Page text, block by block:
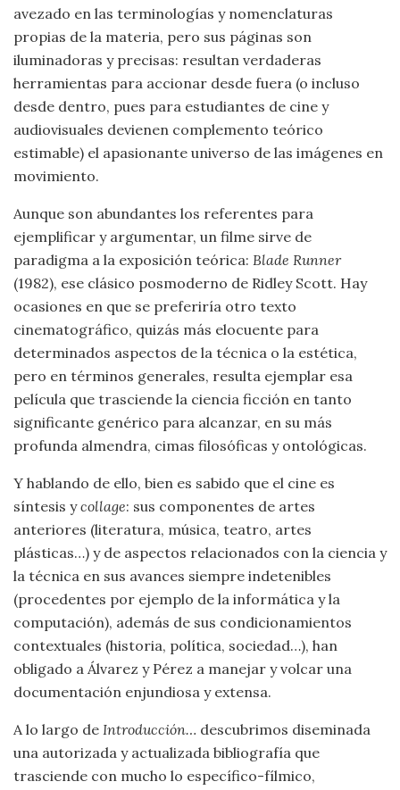
avezado en las terminologías y nomenclaturas
propias de la materia, pero sus páginas son
iluminadoras y precisas: resultan verdaderas
herramientas para accionar desde fuera (o incluso
desde dentro, pues para estudiantes de cine y
audiovisuales devienen complemento teórico
estimable) el apasionante universo de las imágenes en
movimiento.
Aunque son abundantes los referentes para
ejemplificar y argumentar, un filme sirve de
paradigma a la exposición teórica: Blade Runner
(1982), ese clásico posmoderno de Ridley Scott. Hay
ocasiones en que se preferiría otro texto
cinematográfico, quizás más elocuente para
determinados aspectos de la técnica o la estética,
pero en términos generales, resulta ejemplar esa
película que trasciende la ciencia ficción en tanto
significante genérico para alcanzar, en su más
profunda almendra, cimas filosóficas y ontológicas.
Y hablando de ello, bien es sabido que el cine es
síntesis ycollage: sus componentes de artes
anteriores (literatura, música, teatro, artes
plásticas…) y de aspectos relacionados con la ciencia y
la técnica en sus avances siempre indetenibles
(procedentes por ejemplo de la informática y la
computación), además de sus condicionamientos
contextuales (historia, política, sociedad…), han
obligado a Álvarez y Pérez a manejar y volcar una
documentación enjundiosa y extensa.
A lo largo de Introducción… descubrimos diseminada
una autorizada y actualizada bibliografía que
trasciende con mucho lo específico-fílmico,